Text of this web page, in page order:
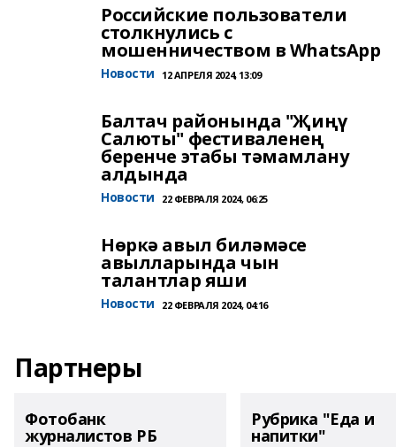
Российские пользователи
столкнулись с
мошенничеством в WhatsApp
Новости 12 АПРЕЛЯ 2024, 13:09
Балтач районында "Җиңү
Салюты" фестиваленең
беренче этабы тәмамлану
алдында
Новости 22 ФЕВРАЛЯ 2024, 06:25
Нөркә авыл биләмәсе
авылларында чын
талантлар яши
Новости 22 ФЕВРАЛЯ 2024, 04:16
Партнеры
Фотобанк
журналистов РБ
Рубрика "Еда и
напитки"